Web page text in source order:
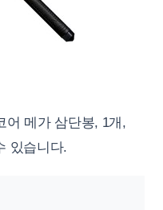
어 메가 삼단봉, 1개,
있습니다.